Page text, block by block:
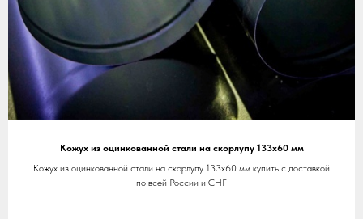
Кожух из оцинкованной стали на скорлупу 133х60 мм
Кожух из оцинкованной стали на скорлупу 133х60 мм купить с доставкой
по всей России и СНГ